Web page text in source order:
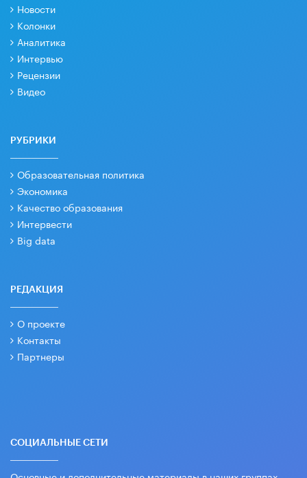
Новости
Колонки
Аналитика
Интервью
Рецензии
Видео
РУБРИКИ
Образовательная политика
Экономика
Качество образования
Интервести
Big data
РЕДАКЦИЯ
О проекте
Контакты
Партнеры
СОЦИАЛЬНЫЕ СЕТИ